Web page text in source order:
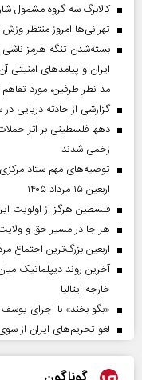
کالابرگ سه گروه مشمول
تهرانی‌ها امروز منتظر وزش
بسته‌شدن تنگه هرمز ناشی
ایران و پیامد‌های
مد نظر طرفین، مورد تفاهم
گزارشی از حادثه دریایی
دهها فلسطینی بر اثر
زخمی شدند
توصیه‌های مهم ستاد
اربعین ۱۵ مرداد ۱۴۰۵
فلسطین هرگز از اولویت
هر جا در مسیر حق و
اربعین بزرگ‌ترین اجتماع
آخرین روند دیپلماتیک
خارجه ایتالیا
«بگو بخند» با اجرای
لغو تحریم‌های ایران از